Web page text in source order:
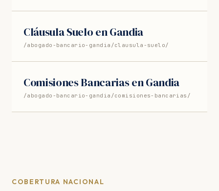
Cláusula Suelo en Gandia
/abogado-bancario-gandia/clausula-suelo/
Comisiones Bancarias en Gandia
/abogado-bancario-gandia/comisiones-bancarias/
COBERTURA NACIONAL